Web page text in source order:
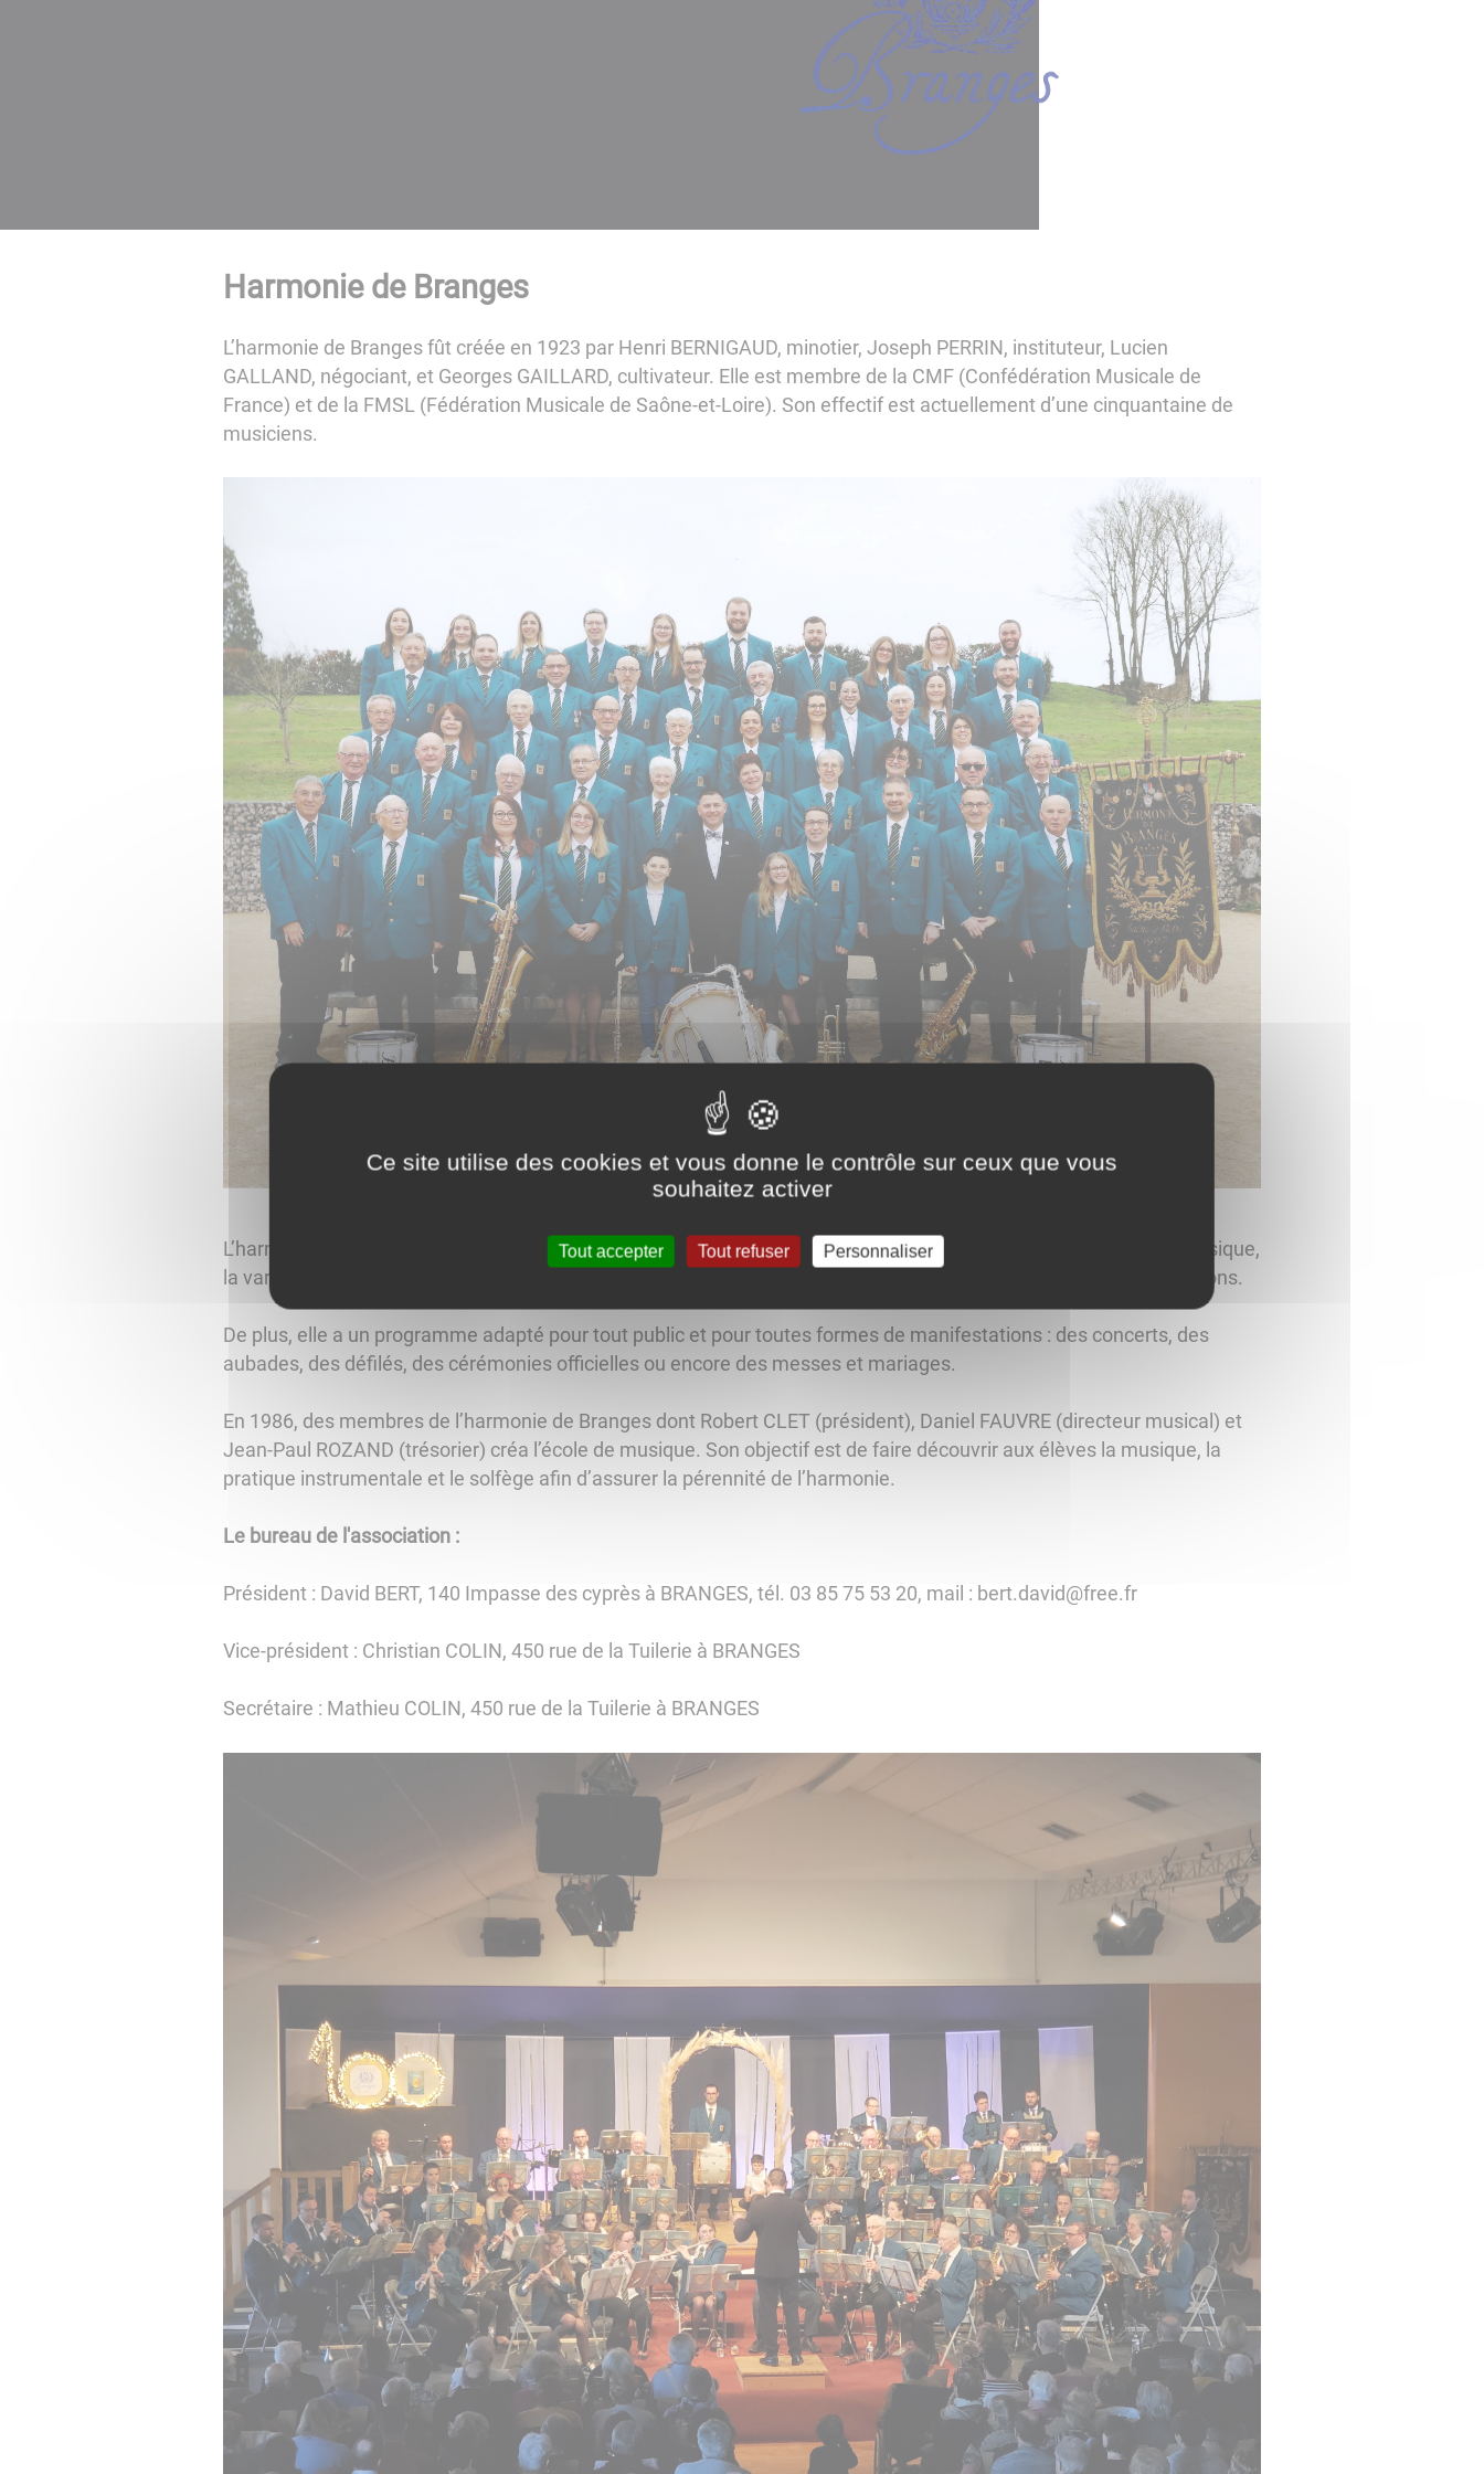
Harmonie de Branges
​​​​​​​L’harmonie de Branges fût créée en 1923 par Henri BERNIGAUD, minotier, Joseph PERRIN, instituteur, Lucien
GALLAND, négociant, et Georges GAILLARD, cultivateur. Elle est membre de la CMF (Confédération Musicale de
France) et de la FMSL (Fédération Musicale de Saône-et-Loire). Son effectif est actuellement d’une cinquantaine de
musiciens.
L’harmonie possède un répertoire riche et varié, composé de morceaux musicaux, célèbres ou non, tel que le classique,
la variété, le rock, le pop, les musiques de films, le jazz, la samba ou les marches militaires avec tambours et clairons.
De plus, elle a un programme adapté pour tout public et pour toutes formes de manifestations : des concerts, des
aubades, des défilés, des cérémonies officielles ou encore des messes et mariages.
En 1986, des membres de l’harmonie de Branges dont Robert CLET (président), Daniel FAUVRE (directeur musical) et
Jean-Paul ROZAND (trésorier) créa l’école de musique. Son objectif est de faire découvrir aux élèves la musique, la
pratique instrumentale et le solfège afin d’assurer la pérennité de l’harmonie.
Le bureau de l'association :
Président : David BERT, 140 Impasse des cyprès à BRANGES, tél. 03 85 75 53 20, mail : bert.david@free.fr
Vice-président : Christian COLIN, 450 rue de la Tuilerie à BRANGES
Secrétaire : Mathieu COLIN, 450 rue de la Tuilerie à BRANGES
Ce site utilise des cookies et vous donne le contrôle sur ceux que vous
souhaitez activer
Tout accepter Tout refuser Personnaliser